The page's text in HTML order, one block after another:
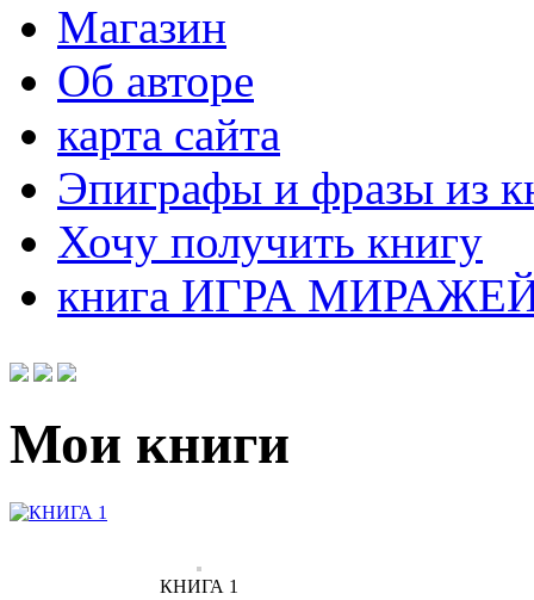
Магазин
Об авторе
карта сайта
Эпиграфы и фразы из
Хочу получить книгу
книга ИГРА
Мои книги
КНИГА 1